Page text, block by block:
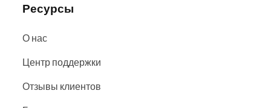
Ресурсы
О нас
Центр поддержки
Отзывы клиентов